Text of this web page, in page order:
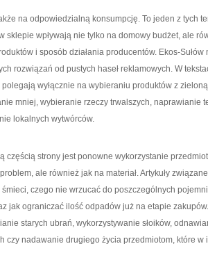
na odpowiedzialną konsumpcję. To jeden z tych
sklepie wpływają nie tylko na domowy budżet, ale
i sposób działania producentów. Ekos-
rozwiązań od pustych haseł reklamowych. W
wyłącznie na wybieraniu produktów z
mniej, wybieranie rzeczy trwalszych, naprawianie
lokalnych wytwórców.
częścią strony jest ponowne wykorzystanie
ale również jak na materiał. Artykuły
czego nie wrzucać do poszczególnych
jak ograniczać ilość odpadów już na etapie
starych ubrań, wykorzystywanie słoików,
czy nadawanie drugiego życia przedmiotom, które w